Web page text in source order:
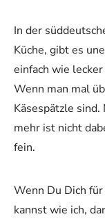
In der
Küche, gibt es
einfach wie
Wenn man mal
Käsespätzle
mehr ist nicht
fein.
Wenn Du Dich
kannst wie ich,